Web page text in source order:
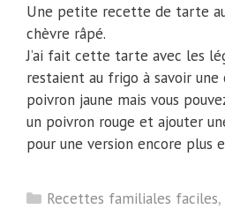
Une petite recette de tarte
chèvre râpé.
J’ai fait cette tarte avec les
restaient au frigo à savoir
poivron jaune mais vous
un poivron rouge et ajouter
pour une version encore plus
Catégories
Recettes familiales faciles,